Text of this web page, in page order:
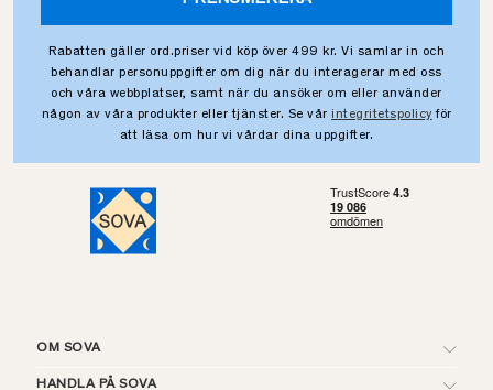
Rabatten gäller ord.priser vid köp över 499 kr. Vi samlar in och
behandlar personuppgifter om dig när du interagerar med oss
och våra webbplatser, samt när du ansöker om eller använder
någon av våra produkter eller tjänster. Se vår integritetspolicy för
att läsa om hur vi vårdar dina uppgifter.
OM SOVA
HANDLA PÅ SOVA